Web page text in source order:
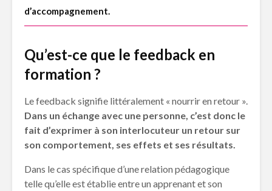
d’accompagnement.
Qu’est-ce que le feedback en
formation ?
Le feedback signifie littéralement « nourrir en retour ».
Dans un échange avec une personne, c’est donc le
fait d’exprimer à son interlocuteur un retour sur
son comportement, ses effets et ses résultats.
Dans le cas spécifique d’une relation pédagogique
telle qu’elle est établie entre un apprenant et son